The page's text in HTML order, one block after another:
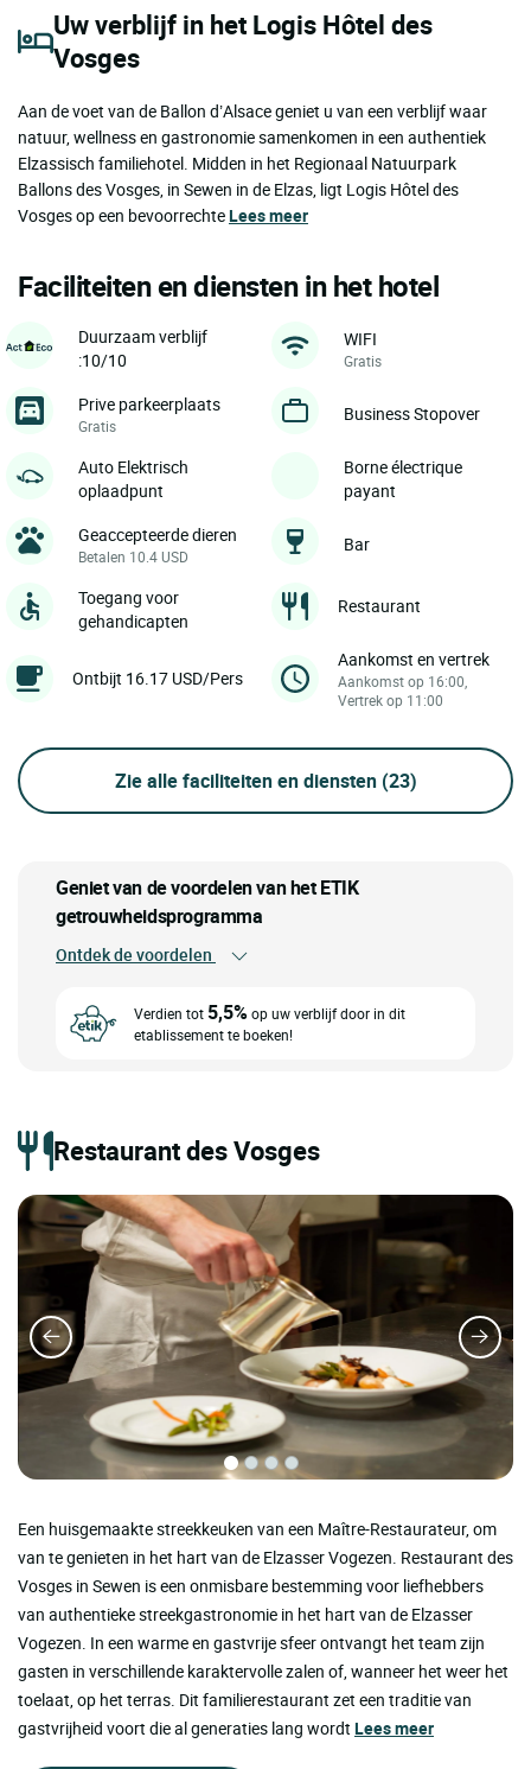
Uw verblijf in het Logis Hôtel des
Vosges
Aan de voet van de Ballon d’Alsace geniet u van een verblijf waar
natuur, wellness en gastronomie samenkomen in een authentiek
Elzassisch familiehotel. Midden in het Regionaal Natuurpark
Ballons des Vosges, in Sewen in de Elzas, ligt Logis Hôtel des
Vosges op een bevoorrechteLees meer
Faciliteiten en diensten in het hotel
Duurzaam verblijf
:10/10
WIFI
Gratis
Prive parkeerplaats
Gratis
Business Stopover
Auto Elektrisch
oplaadpunt
Borne électrique
payant
Geaccepteerde dieren
Betalen 10.4 USD
Bar
Toegang voor
gehandicapten
Restaurant
Ontbijt 16.17 USD/Pers
Aankomst en vertrek
Aankomst op 16:00,
Vertrek op 11:00
Zie alle faciliteiten en diensten (23)
Geniet van de voordelen van het ETIK
getrouwheidsprogramma
Ontdek de voordelen
Verdien tot 5,5%op uw verblijf door in dit
etablissement te boeken!
Restaurant des Vosges
Een huisgemaakte streekkeuken van een Maître-Restaurateur, om
van te genieten in het hart van de Elzasser Vogezen. Restaurant des
Vosges in Sewen is een onmisbare bestemming voor liefhebbers
van authentieke streekgastronomie in het hart van de Elzasser
Vogezen. In een warme en gastvrije sfeer ontvangt het team zijn
gasten in verschillende karaktervolle zalen of, wanneer het weer het
toelaat, op het terras. Dit familierestaurant zet een traditie van
gastvrijheid voort die al generaties lang wordt Lees meer